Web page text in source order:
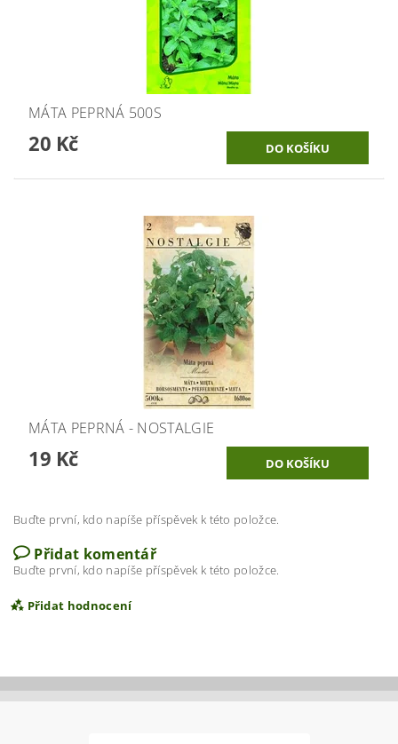
MÁTA PEPRNÁ 500S
20 Kč
MÁTA PEPRNÁ - NOSTALGIE
19 Kč
Buďte první, kdo napíše příspěvek k této položce.
Přidat komentář
Buďte první, kdo napíše příspěvek k této položce.
Přidat hodnocení